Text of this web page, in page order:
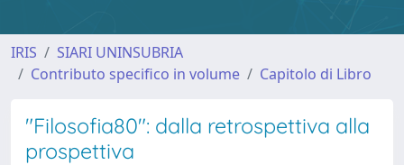
IRIS
SIARI UNINSUBRIA
Contributo specifico in volume
Capitolo di Libro
"Filosofia80": dalla retrospettiva alla
prospettiva